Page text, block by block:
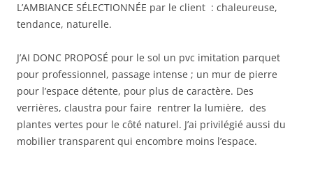
L’AMBIANCE SÉLECTIONNÉE par le client : chaleureuse,
tendance, naturelle.
J’AI DONC PROPOSÉ pour le sol un pvc imitation parquet
pour professionnel, passage intense ; un mur de pierre
pour l’espace détente, pour plus de caractère. Des
verrières, claustra pour faire rentrer la lumière, des
plantes vertes pour le côté naturel. J’ai privilégié aussi du
mobilier transparent qui encombre moins l’espace.